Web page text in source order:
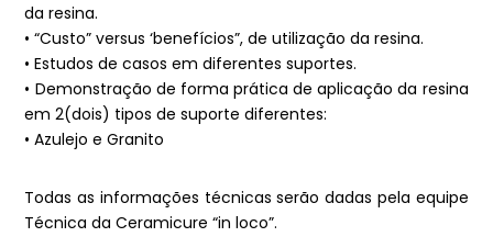
da resina.
• “Custo” versus ‘benefícios”, de utilização da resina.
• Estudos de casos em diferentes suportes.
• Demonstração de forma prática de aplicação da resina
em 2(dois) tipos de suporte diferentes:
• Azulejo e Granito
Todas as informações técnicas serão dadas pela equipe
Técnica da Ceramicure “in loco”.